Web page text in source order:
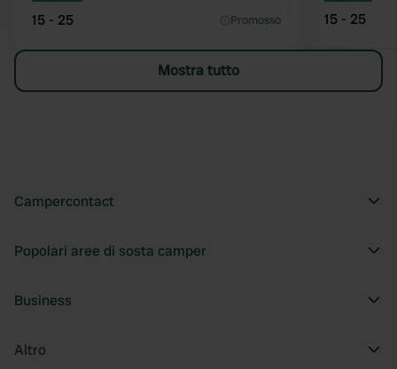
15 - 25 Promosso 15 - 25
Mostra tutto
Campercontact
Popolari aree di sosta camper
Business
Altro